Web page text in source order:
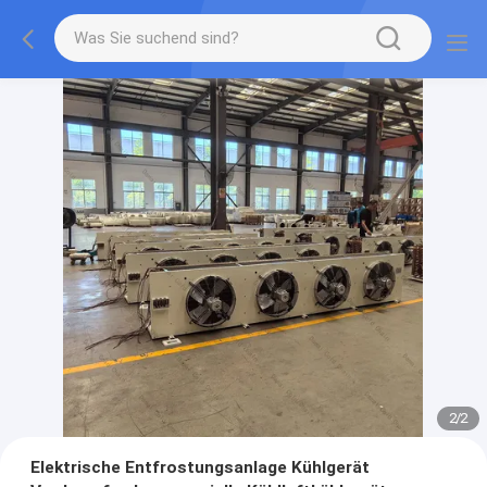
2/2
Elektrische Entfrostungsanlage Kühlgerät